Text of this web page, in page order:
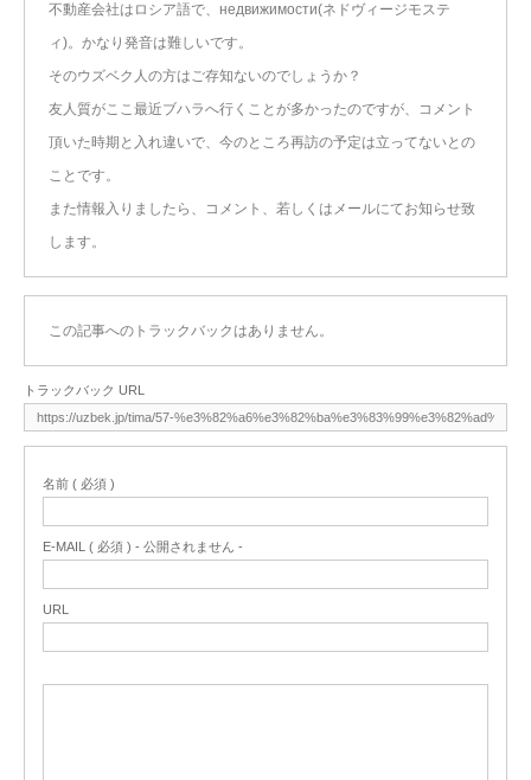
不動産会社はロシア語で、недвижимости(ネドヴィージモステ
ィ)。かなり発音は難しいです。
そのウズベク人の方はご存知ないのでしょうか？
友人質がここ最近ブハラへ行くことが多かったのですが、コメント
頂いた時期と入れ違いで、今のところ再訪の予定は立ってないとの
ことです。
また情報入りましたら、コメント、若しくはメールにてお知らせ致
します。
この記事へのトラックバックはありません。
トラックバック URL
名前 ( 必須 )
E-MAIL ( 必須 ) - 公開されません -
URL